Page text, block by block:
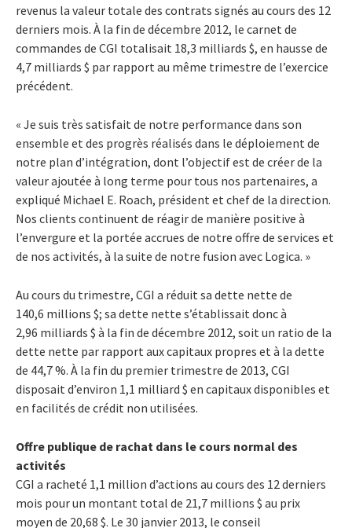
revenus la valeur totale des contrats signés au cours des 12
derniers mois. À la fin de décembre 2012, le carnet de
commandes de CGI totalisait 18,3 milliards $, en hausse de
4,7 milliards $ par rapport au même trimestre de l’exercice
précédent.
« Je suis très satisfait de notre performance dans son
ensemble et des progrès réalisés dans le déploiement de
notre plan d’intégration, dont l’objectif est de créer de la
valeur ajoutée à long terme pour tous nos partenaires, a
expliqué Michael E. Roach, président et chef de la direction.
Nos clients continuent de réagir de manière positive à
l’envergure et la portée accrues de notre offre de services et
de nos activités, à la suite de notre fusion avec Logica. »
Au cours du trimestre, CGI a réduit sa dette nette de
140,6 millions $; sa dette nette s’établissait donc à
2,96 milliards $ à la fin de décembre 2012, soit un ratio de la
dette nette par rapport aux capitaux propres et à la dette
de 44,7 %. À la fin du premier trimestre de 2013, CGI
disposait d’environ 1,1 milliard $ en capitaux disponibles et
en facilités de crédit non utilisées.
Offre publique de rachat dans le cours normal des
activités
CGI a racheté 1,1 million d’actions au cours des 12 derniers
mois pour un montant total de 21,7 millions $ au prix
moyen de 20,68 $. Le 30 janvier 2013, le conseil